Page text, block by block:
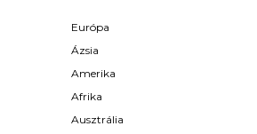
Európa
Ázsia
Amerika
Afrika
Ausztrália